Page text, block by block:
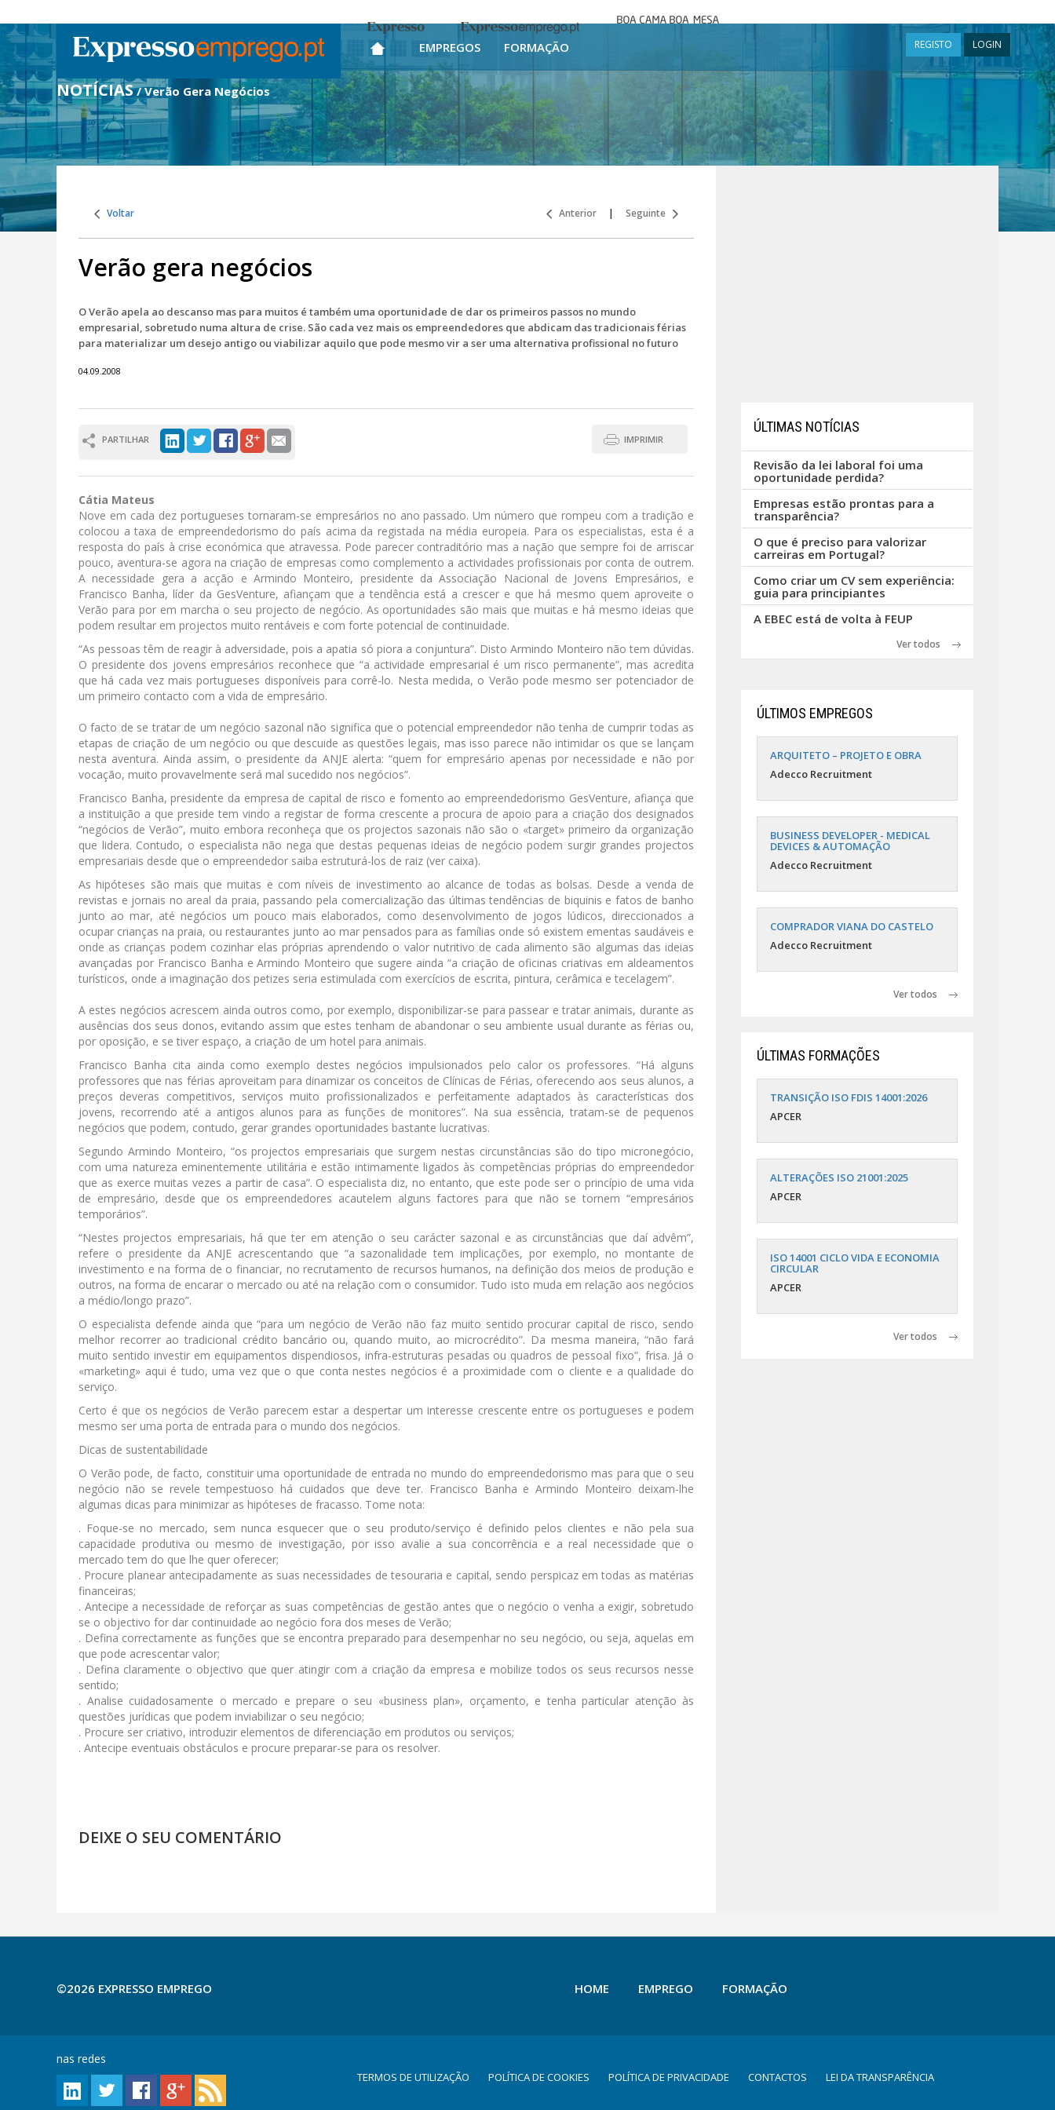
Expresso Expresso Emprego
mesa
EMPREGOS FORMAÇÃO REGISTO LOGIN
NOTÍCIAS / Verão Gera Negócios
Voltar Anterior | Seguinte
Verão gera negócios
O Verão apela ao descanso mas para muitos é também uma oportunidade de dar os primeiros passos no mundo
empresarial, sobretudo numa altura de crise. São cada vez mais os empreendedores que abdicam das tradicionais férias
para materializar um desejo antigo ou viabilizar aquilo que pode mesmo vir a ser uma alternativa profissional no futuro
04.09.2008
PARTILHAR IMPRIMIR
Cátia Mateus
Nove em cada dez portugueses tornaram-se empresários no ano passado. Um número que rompeu com a tradição e
colocou a taxa de empreendedorismo do país acima da registada na média europeia. Para os especialistas, esta é a
resposta do país à crise económica que atravessa. Pode parecer contraditório mas a nação que sempre foi de arriscar
pouco, aventura-se agora na criação de empresas como complemento a actividades profissionais por conta de outrem.
A necessidade gera a acção e Armindo Monteiro, presidente da Associação Nacional de Jovens Empresários, e
Francisco Banha, líder da GesVenture, afiançam que a tendência está a crescer e que há mesmo quem aproveite o
Verão para por em marcha o seu projecto de negócio. As oportunidades são mais que muitas e há mesmo ideias que
podem resultar em projectos muito rentáveis e com forte potencial de continuidade.
“As pessoas têm de reagir à adversidade, pois a apatia só piora a conjuntura”. Disto Armindo Monteiro não tem dúvidas.
O presidente dos jovens empresários reconhece que “a actividade empresarial é um risco permanente”, mas acredita
que há cada vez mais portugueses disponíveis para corrê-lo. Nesta medida, o Verão pode mesmo ser potenciador de
um primeiro contacto com a vida de empresário.
O facto de se tratar de um negócio sazonal não significa que o potencial empreendedor não tenha de cumprir todas as
etapas de criação de um negócio ou que descuide as questões legais, mas isso parece não intimidar os que se lançam
nesta aventura. Ainda assim, o presidente da ANJE alerta: “quem for empresário apenas por necessidade e não por
vocação, muito provavelmente será mal sucedido nos negócios”.
Francisco Banha, presidente da empresa de capital de risco e fomento ao empreendedorismo GesVenture, afiança que
a instituição a que preside tem vindo a registar de forma crescente a procura de apoio para a criação dos designados
“negócios de Verão”, muito embora reconheça que os projectos sazonais não são o «target» primeiro da organização
que lidera. Contudo, o especialista não nega que destas pequenas ideias de negócio podem surgir grandes projectos
empresariais desde que o empreendedor saiba estruturá-los de raiz (ver caixa).
As hipóteses são mais que muitas e com níveis de investimento ao alcance de todas as bolsas. Desde a venda de
revistas e jornais no areal da praia, passando pela comercialização das últimas tendências de biquinis e fatos de banho
junto ao mar, até negócios um pouco mais elaborados, como desenvolvimento de jogos lúdicos, direccionados a
ocupar crianças na praia, ou restaurantes junto ao mar pensados para as famílias onde só existem ementas saudáveis e
onde as crianças podem cozinhar elas próprias aprendendo o valor nutritivo de cada alimento são algumas das ideias
avançadas por Francisco Banha e Armindo Monteiro que sugere ainda “a criação de oficinas criativas em aldeamentos
turísticos, onde a imaginação dos petizes seria estimulada com exercícios de escrita, pintura, cerâmica e tecelagem”.
A estes negócios acrescem ainda outros como, por exemplo, disponibilizar-se para passear e tratar animais, durante as
ausências dos seus donos, evitando assim que estes tenham de abandonar o seu ambiente usual durante as férias ou,
por oposição, e se tiver espaço, a criação de um hotel para animais.
Francisco Banha cita ainda como exemplo destes negócios impulsionados pelo calor os professores. “Há alguns
professores que nas férias aproveitam para dinamizar os conceitos de Clínicas de Férias, oferecendo aos seus alunos, a
preços deveras competitivos, serviços muito profissionalizados e perfeitamente adaptados às características dos
jovens, recorrendo até a antigos alunos para as funções de monitores”. Na sua essência, tratam-se de pequenos
negócios que podem, contudo, gerar grandes oportunidades bastante lucrativas.
Segundo Armindo Monteiro, “os projectos empresariais que surgem nestas circunstâncias são do tipo micronegócio,
com uma natureza eminentemente utilitária e estão intimamente ligados às competências próprias do empreendedor
que as exerce muitas vezes a partir de casa”. O especialista diz, no entanto, que este pode ser o princípio de uma vida
de empresário, desde que os empreendedores acautelem alguns factores para que não se tornem “empresários
temporários”.
“Nestes projectos empresariais, há que ter em atenção o seu carácter sazonal e as circunstâncias que daí advêm”,
refere o presidente da ANJE acrescentando que “a sazonalidade tem implicações, por exemplo, no montante de
investimento e na forma de o financiar, no recrutamento de recursos humanos, na definição dos meios de produção e
outros, na forma de encarar o mercado ou até na relação com o consumidor. Tudo isto muda em relação aos negócios
a médio/longo prazo”.
O especialista defende ainda que “para um negócio de Verão não faz muito sentido procurar capital de risco, sendo
melhor recorrer ao tradicional crédito bancário ou, quando muito, ao microcrédito”. Da mesma maneira, “não fará
muito sentido investir em equipamentos dispendiosos, infra-estruturas pesadas ou quadros de pessoal fixo”, frisa. Já o
«marketing» aqui é tudo, uma vez que o que conta nestes negócios é a proximidade com o cliente e a qualidade do
serviço.
Certo é que os negócios de Verão parecem estar a despertar um interesse crescente entre os portugueses e podem
mesmo ser uma porta de entrada para o mundo dos negócios.
Dicas de sustentabilidade
O Verão pode, de facto, constituir uma oportunidade de entrada no mundo do empreendedorismo mas para que o seu
negócio não se revele tempestuoso há cuidados que deve ter. Francisco Banha e Armindo Monteiro deixam-lhe
algumas dicas para minimizar as hipóteses de fracasso. Tome nota:
. Foque-se no mercado, sem nunca esquecer que o seu produto/serviço é definido pelos clientes e não pela sua
capacidade produtiva ou mesmo de investigação, por isso avalie a sua concorrência e a real necessidade que o
mercado tem do que lhe quer oferecer;
. Procure planear antecipadamente as suas necessidades de tesouraria e capital, sendo perspicaz em todas as matérias
financeiras;
. Antecipe a necessidade de reforçar as suas competências de gestão antes que o negócio o venha a exigir, sobretudo
se o objectivo for dar continuidade ao negócio fora dos meses de Verão;
. Defina correctamente as funções que se encontra preparado para desempenhar no seu negócio, ou seja, aquelas em
que pode acrescentar valor;
. Defina claramente o objectivo que quer atingir com a criação da empresa e mobilize todos os seus recursos nesse
sentido;
. Analise cuidadosamente o mercado e prepare o seu «business plan», orçamento, e tenha particular atenção às
questões jurídicas que podem inviabilizar o seu negócio;
. Procure ser criativo, introduzir elementos de diferenciação em produtos ou serviços;
. Antecipe eventuais obstáculos e procure preparar-se para os resolver.
DEIXE O SEU COMENTÁRIO
ÚLTIMAS NOTÍCIAS
Revisão da lei laboral foi uma
oportunidade perdida?
Empresas estão prontas para a
transparência?
O que é preciso para valorizar
carreiras em Portugal?
Como criar um CV sem experiência:
guia para principiantes
A EBEC está de volta à FEUP
Ver todos
ÚLTIMOS EMPREGOS
ARQUITETO – PROJETO E OBRA
Adecco Recruitment
BUSINESS DEVELOPER - MEDICAL
DEVICES & AUTOMAÇÃO
Adecco Recruitment
COMPRADOR VIANA DO CASTELO
Adecco Recruitment
Ver todos
ÚLTIMAS FORMAÇÕES
TRANSIÇÃO ISO FDIS 14001:2026
APCER
ALTERAÇÕES ISO 21001:2025
APCER
ISO 14001 CICLO VIDA E ECONOMIA
CIRCULAR
APCER
Ver todos
©2026 EXPRESSO EMPREGO HOME EMPREGO FORMAÇÃO
nas redes
TERMOS DE UTILIZAÇÃO POLÍTICA DE COOKIES POLÍTICA DE PRIVACIDADE CONTACTOS LEI DA TRANSPARÊNCIA